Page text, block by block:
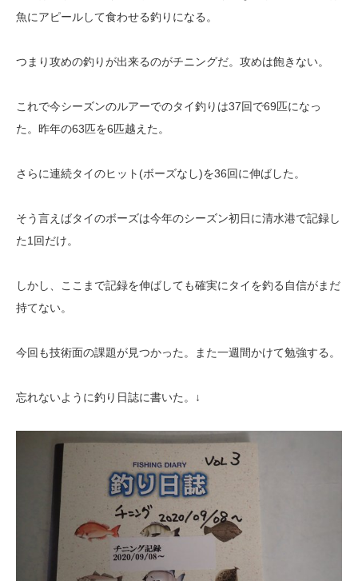
魚にアピールして食わせる釣りになる。
つまり攻めの釣りが出来るのがチニングだ。攻めは飽きない。
これで今シーズンのルアーでのタイ釣りは37回で69匹になっ
た。昨年の63匹を6匹越えた。
さらに連続タイのヒット(ボーズなし)を36回に伸ばした。
そう言えばタイのボーズは今年のシーズン初日に清水港で記録し
た1回だけ。
しかし、ここまで記録を伸ばしても確実にタイを釣る自信がまだ
持てない。
今回も技術面の課題が見つかった。また一週間かけて勉強する。
忘れないように釣り日誌に書いた。↓